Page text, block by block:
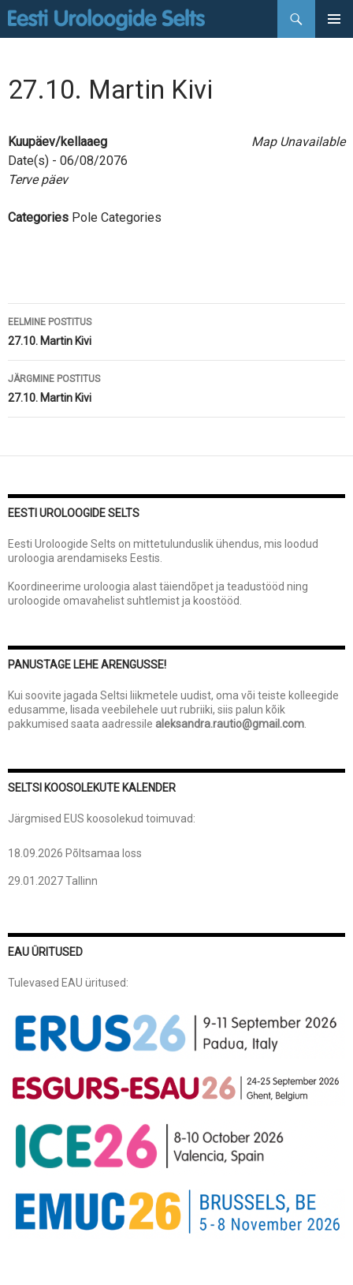
Otsi
27.10. Martin Kivi
Map Unavailable
Kuupäev/kellaaeg
Date(s) - 06/08/2076
Terve päev
Categories Pole Categories
Postituste
töölaud
EELMINE POSTITUS
27.10. Martin Kivi
JÄRGMINE POSTITUS
27.10. Martin Kivi
EESTI UROLOOGIDE SELTS
Eesti Uroloogide Selts on mittetulunduslik ühendus, mis loodud
uroloogia arendamiseks Eestis.
Koordineerime uroloogia alast täiendõpet ja teadustööd ning
uroloogide omavahelist suhtlemist ja koostööd.
PANUSTAGE LEHE ARENGUSSE!
Kui soovite jagada Seltsi liikmetele uudist, oma või teiste kolleegide
edusamme, lisada veebilehele uut rubriiki, siis palun kõik
pakkumised saata aadressile aleksandra.rautio@gmail.com
SELTSI KOOSOLEKUTE KALENDER
Järgmised EUS koosolekud toimuvad:
18.09.2026 Põltsamaa loss
29.01.2027 Tallinn
EAU ÜRITUSED
Tulevased EAU üritused: